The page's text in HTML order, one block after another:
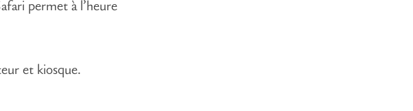
permet à l’heure
et kiosque.